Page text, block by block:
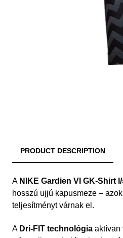
PRODUCT DESCRIPTION
A NIKE Gardien VI GK-Shirt
hosszú ujjú kapusmeze –
teljesítményt várnak el.
A Dri-FIT technológia aktívan